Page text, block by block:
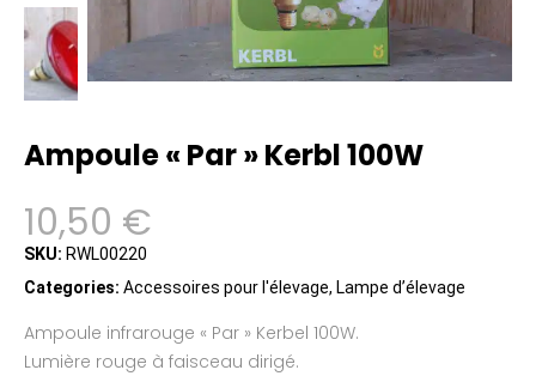
Ampoule « Par » Kerbl 100W
10,50 €
SKU: RWL00220
Categories: Accessoires pour l'élevage, Lampe d’élevage
Ampoule infrarouge « Par » Kerbel 100W.
Lumière rouge à faisceau dirigé.